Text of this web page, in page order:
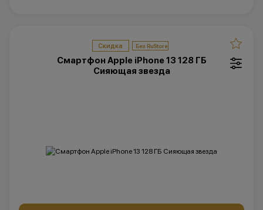
Скидка
Смартфон Apple iPhone 13 128 ГБ
Сияющая звезда